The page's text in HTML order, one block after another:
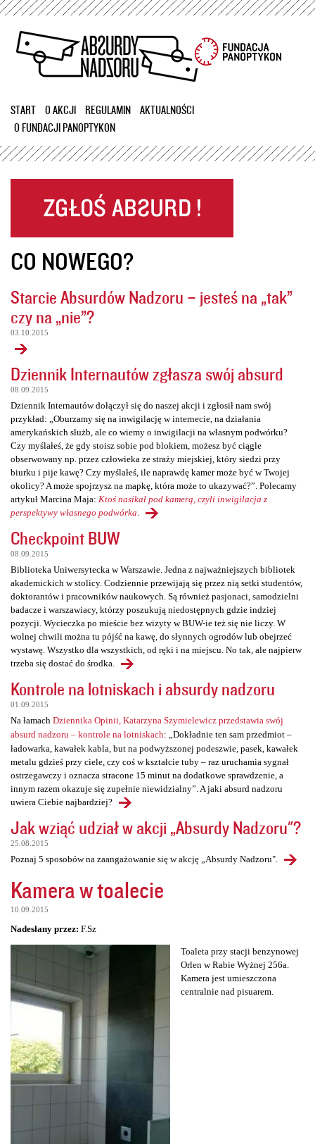
Przejdź
treści
START O AKCJI REGULAMIN
AKTUALNOŚCI
O FUNDACJI PANOPTYKON
CO NOWEGO?
Starcie Absurdów Nadzoru – jesteś na „tak”
czy na „nie”?
03.10.2015
Dziennik Internautów zgłasza swój absurd
08.09.2015
Dziennik Internautów dołączył się do naszej akcji i zgłosił nam swój
przykład: „Oburzamy się na inwigilację w internecie, na działania
amerykańskich służb, ale co wiemy o inwigilacji na własnym podwórku?
Czy myślałeś, że gdy stoisz sobie pod blokiem, możesz być ciągle
obserwowany np. przez człowieka ze straży miejskiej, który siedzi przy
biurku i pije kawę? Czy myślałeś, ile naprawdę kamer może być w Twojej
okolicy? A może spojrzysz na mapkę, która może to ukazywać?”. Polecamy
artykuł Marcina Maja: Ktoś nasikał pod kamerą, czyli inwigilacja z
perspektywy własnego podwórka
Checkpoint BUW
08.09.2015
Biblioteka Uniwersytecka w Warszawie. Jedna z najważniejszych bibliotek
akademickich w stolicy. Codziennie przewijają się przez nią setki studentów,
doktorantów i pracowników naukowych. Są również pasjonaci, samodzielni
badacze i warszawiacy, którzy poszukują niedostępnych gdzie indziej
pozycji. Wycieczka po mieście bez wizyty w BUW-ie też się nie liczy. W
wolnej chwili można tu pójść na kawę, do słynnych ogrodów lub obejrzeć
wystawę. Wszystko dla wszystkich, od ręki i na miejscu. No tak, ale najpierw
trzeba się dostać do środka.
Kontrole na lotniskach i absurdy nadzoru
01.09.2015
Na łamach Dziennika Opinii, Katarzyna Szymielewicz przedstawia swój
absurd nadzoru – kontrole na lotniskach: „Dokładnie ten sam przedmiot –
ładowarka, kawałek kabla, but na podwyższonej podeszwie, pasek, kawałek
metalu gdzieś przy ciele, czy coś w kształcie tuby – raz uruchamia sygnał
ostrzegawczy i oznacza stracone 15 minut na dodatkowe sprawdzenie, a
innym razem okazuje się zupełnie niewidzialny”. A jaki absurd nadzoru
uwiera Ciebie najbardziej?
Jak wziąć udział w akcji „Absurdy Nadzoru"?
25.08.2015
Poznaj 5 sposobów na zaangażowanie się w akcję „Absurdy Nadzoru".
Kamera w toalecie
10.09.2015
Nadesłany przez: F.Sz
Toaleta przy stacji benzynowej
Orlen w Rabie Wyżnej 256a.
Kamera jest umieszczona
centralnie nad pisuarem.